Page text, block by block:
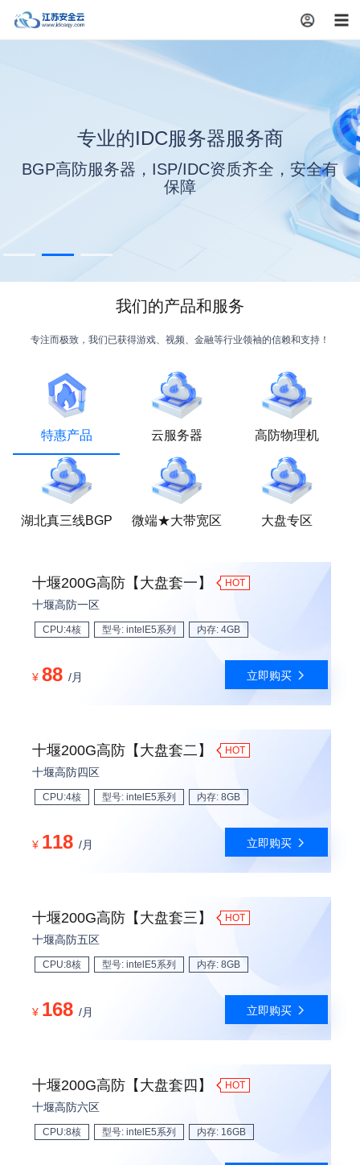
专业的IDC服务器服务商
高防服务器，ISP/IDC资质齐全，安全有
我们的产品和服务
专注而极致，我们已获得游戏、视频、金融等行业领袖的信赖和支持！
特惠产品 云服务器 高防物理机
湖北真三线BGP 微端★大带宽区 大盘专区
十堰200G高防【大盘套一】 HOT
十堰高防一区
CPU:4核 型号: intelE5系列 内存: 4GB
¥ 88 /月 立即购买
十堰200G高防【大盘套二】 HOT
十堰高防四区
CPU:4核 型号: intelE5系列 内存: 8GB
¥ 118 /月 立即购买
十堰200G高防【大盘套三】 HOT
十堰高防五区
CPU:8核 型号: intelE5系列 内存: 8GB
¥ 168 /月 立即购买
十堰200G高防【大盘套四】 HOT
十堰高防六区
CPU:8核 型号: intelE5系列 内存: 16GB